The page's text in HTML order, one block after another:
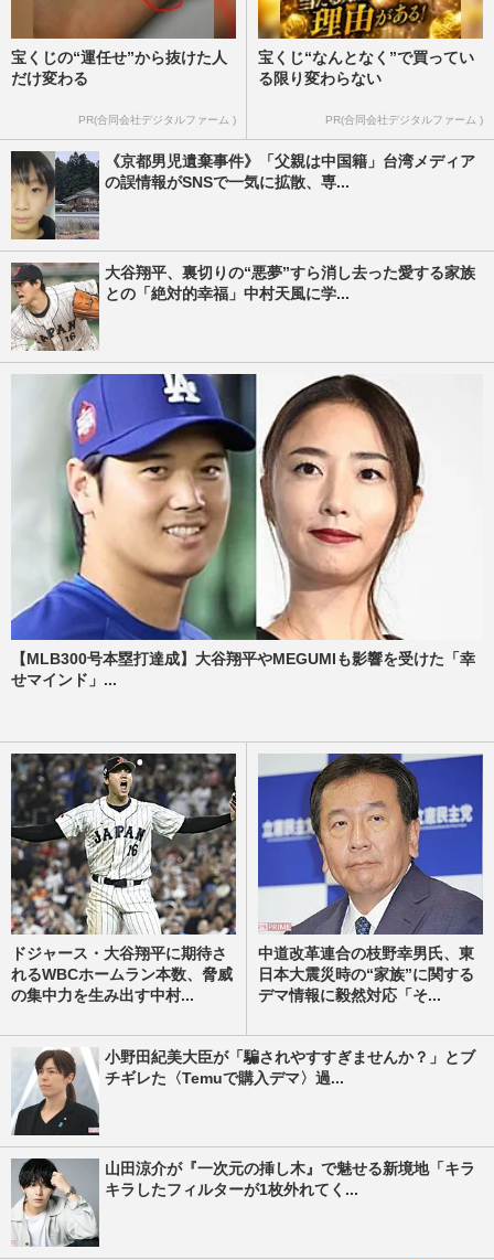
宝くじの“運任せ”から抜けた人
だけ変わる
PR(合同会社デジタルファーム )
宝くじ“なんとなく”で買ってい
る限り変わらない
PR(合同会社デジタルファーム )
《京都男児遺棄事件》「父親は中国籍」台湾メディア
の誤情報がSNSで一気に拡散、専...
大谷翔平、裏切りの“悪夢”すら消し去った愛する家族
との「絶対的幸福」中村天風に学...
【MLB300号本塁打達成】大谷翔平やMEGUMIも影響を受けた「幸
せマインド」...
ドジャース・大谷翔平に期待さ
れるWBCホームラン本数、脅威
の集中力を生み出す中村...
中道改革連合の枝野幸男氏、東
日本大震災時の“家族”に関する
デマ情報に毅然対応「そ...
小野田紀美大臣が「騙されやすすぎませんか？」とブ
チギレた〈Temuで購入デマ〉過...
山田涼介が『一次元の挿し木』で魅せる新境地「キラ
キラしたフィルターが1枚外れてく...